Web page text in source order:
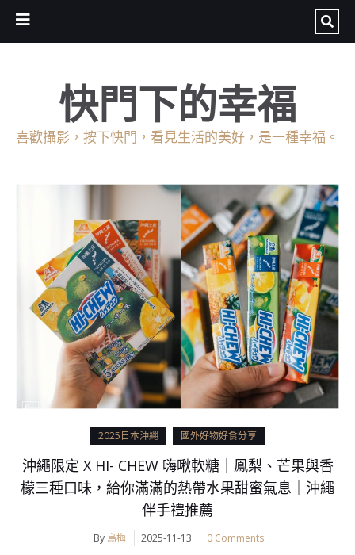
快門下的幸福
喜歡攝影，按下快門，看見生活的美好，是一種幸福。
2025日本沖繩 國外好物好食分享
沖繩限定 X HI- CHEW 嗨啾軟糖｜鳳梨、芒果與香
檬三種口味，給你滿滿的熱帶水果甜蜜氣息｜沖繩
伴手禮推薦
By 烏梅 2025-11-13 0 Comments